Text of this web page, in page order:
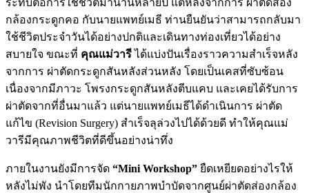
กล้องกระดูกคอ กับนายแพทย์เมธี ท่านยืนยันว่าสามารถกลับมา
ใช้ชีวิตประจำวันได้อย่างปกติและเดินทางท่องเที่ยวได้อย่าง
สบายใจ ขณะที่ คุณแม่วารีได้แบ่งปันเรื่องราวความสำเร็จหลัง
จากการ ผ่าตัดกระดูกสันหลังส่วนหลัง โดยเป็นเคสที่ซับซ้อน
เนื่องจากมีภาวะ โพรงกระดูกสันหลังตีบแคบ และเคยได้รับการ
ผ่าตัดจากที่อื่นมาแล้ว แต่นายแพทย์เมธีได้ดำเนินการ ผ่าตัด
แก้ไข (Revision Surgery) สำเร็จลุล่วงไปได้ด้วยดี ทำให้คุณแม่
วารีมีคุณภาพชีวิตที่ดีขึ้นอย่างน่าทึ่ง
ภายในงานยังมีการจัด “Mini Workshop” ยืดเหยียดอย่างไรให้
หลังไม่พัง นำโดยทีมนักกายภาพบำบัดจากศูนย์ผ่าตัดส่องกล้อง